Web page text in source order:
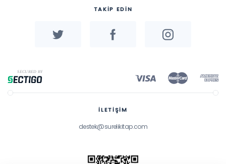
TAKİP EDİN
İLETİŞİM
destek@surelikitap.com